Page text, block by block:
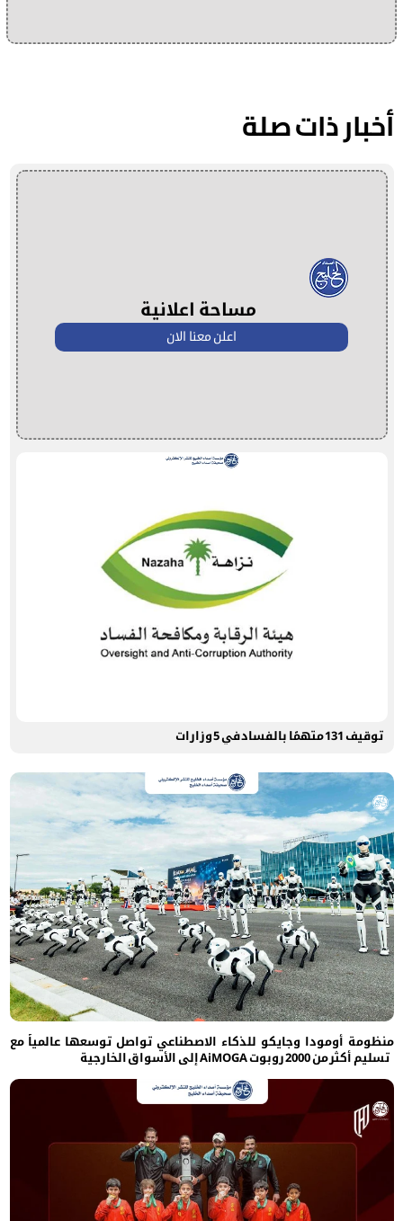
أخبار ذات صلة
مساحة اعلانية
اعلن معنا الان
توقيف 131 متهمًا بالفساد في 5 وزارات
منظومة أومودا وجايكو للذكاء الاصطناعي تواصل توسعها عالمياً مع
تسليم أكثر من 2000 روبوت AiMOGA إلى الأسواق الخارجية